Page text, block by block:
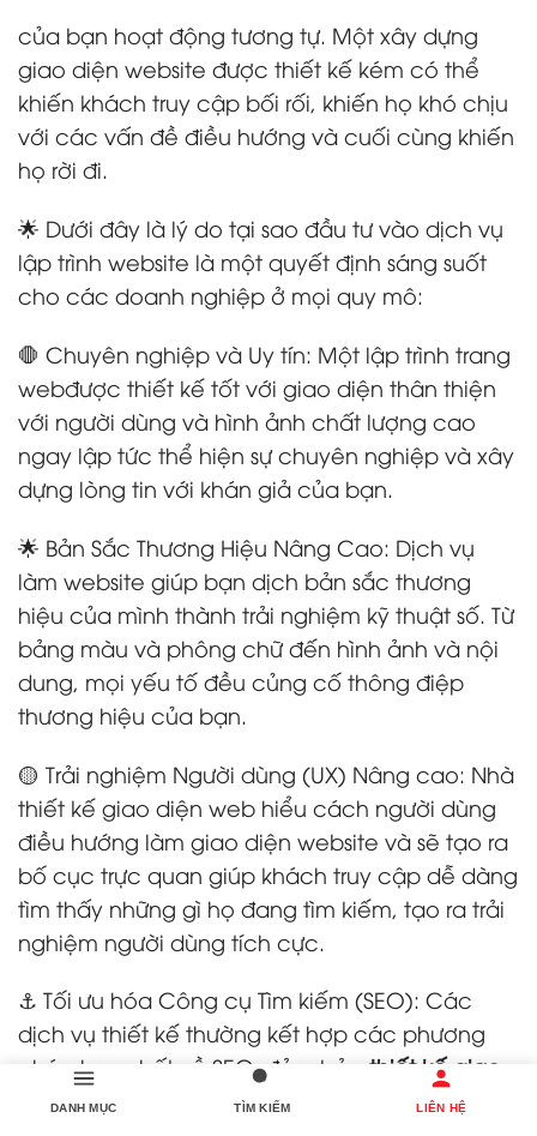
của bạn hoạt động tương tự. Một xây dựng
giao diện website được thiết kế kém có thể
khiến khách truy cập bối rối, khiến họ khó chịu
với các vấn đề điều hướng và cuối cùng khiến
họ rời đi.
🌟 Dưới đây là lý do tại sao đầu tư vào dịch vụ
lập trình website là một quyết định sáng suốt
cho các doanh nghiệp ở mọi quy mô:
🛑 Chuyên nghiệp và Uy tín: Một lập trình trang
webđược thiết kế tốt với giao diện thân thiện
với người dùng và hình ảnh chất lượng cao
ngay lập tức thể hiện sự chuyên nghiệp và xây
dựng lòng tin với khán giả của bạn.
🌟 Bản Sắc Thương Hiệu Nâng Cao: Dịch vụ
làm website giúp bạn dịch bản sắc thương
hiệu của mình thành trải nghiệm kỹ thuật số. Từ
bảng màu và phông chữ đến hình ảnh và nội
dung, mọi yếu tố đều củng cố thông điệp
thương hiệu của bạn.
🟡 Trải nghiệm Người dùng (UX) Nâng cao: Nhà
thiết kế giao diện web hiểu cách người dùng
điều hướng làm giao diện website và sẽ tạo ra
bố cục trực quan giúp khách truy cập dễ dàng
tìm thấy những gì họ đang tìm kiếm, tạo ra trải
nghiệm người dùng tích cực.
⚓ Tối ưu hóa Công cụ Tìm kiếm (SEO): Các
dịch vụ thiết kế thường kết hợp các phương
pháp hay nhất về SEO, đảm bảo thiết kế giao
diện web của bạn xếp hạng cao hơn trên các
DANH MỤC TÌM KIẾM LIÊN HỆ